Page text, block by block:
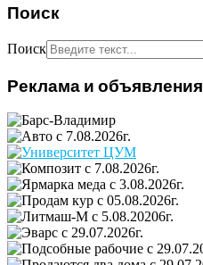
Поиск
Поиск
Реклама и объявления